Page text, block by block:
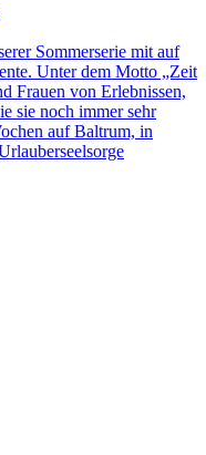
Sommerserie mit auf
Unter dem Motto „Zeit
Frauen von Erlebnissen,
sie noch immer sehr
auf Baltrum, in